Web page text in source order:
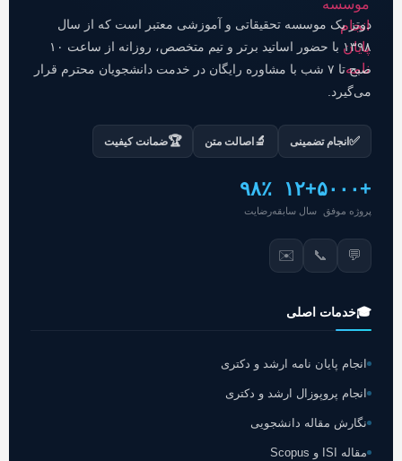
دوتز یک موسسه تحقیقاتی و آموزشی معتبر است که از سال
۱۳۹۸ با حضور اساتید برتر و تیم متخصص، روزانه از ساعت ۱۰
صبح تا ۷ شب با مشاوره رایگان در خدمت دانشجویان محترم قرار
می‌گیرد.
✅انجام تضمینی 🔬اصالت متن 🏆ضمانت کیفیت
+۵۰۰۰
پروژه موفق
+۱۲
سال سابقه
۹۸٪
رضایت
💬
📞
✉️
🎓خدمات اصلی
انجام پایان نامه ارشد و دکتری
انجام پروپوزال ارشد و دکتری
نگارش مقاله دانشجویی
مقاله ISI و Scopus